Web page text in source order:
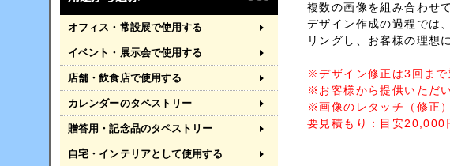
複数の画像を組み合わせて
デザイン作成の過程では
リングし、お客様の理想
※デザイン修正は3回まで
※お客様から提供いただ
※画像のレタッチ（修正
要見積もり：目安20,000
オフィス・常設展で使用する
イベント・展示会で使用する
店舗・飲食店で使用する
カレンダーのタペストリー
贈答用・記念品のタペストリー
自宅・インテリアとして使用する